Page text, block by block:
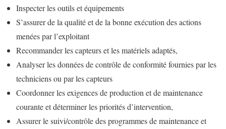
Inspecter les outils et équipements
S’assurer de la qualité et de la bonne exécution des actions
menées par l’exploitant
Recommander les capteurs et les matériels adaptés,
Analyser les données de contrôle de conformité fournies par les
techniciens ou par les capteurs
Coordonner les exigences de production et de maintenance
courante et déterminer les priorités d’intervention,
Assurer le suivi/contrôle des programmes de maintenance et